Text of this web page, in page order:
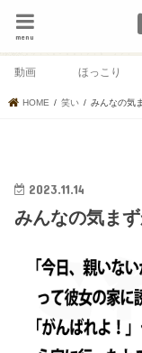
menu
動画 ほっこり
HOME 笑い みんなの気
2023.11.14
みんなの気ま